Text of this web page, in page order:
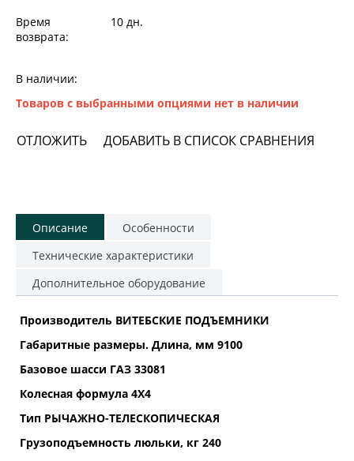
Время
возврата:
10 дн.
В наличии:
Товаров с выбранными опциями нет в наличии
ОТЛОЖИТЬ ДОБАВИТЬ В СПИСОК СРАВНЕНИЯ
Описание
Особенности
Технические характеристики
Дополнительное оборудование
Производитель ВИТЕБСКИЕ ПОДЪЕМНИКИ
Габаритные размеры. Длина, мм 9100
Базовое шасси ГАЗ 33081
Колесная формула 4Х4
Тип РЫЧАЖНО-ТЕЛЕСКОПИЧЕСКАЯ
Грузоподъемность люльки, кг 240